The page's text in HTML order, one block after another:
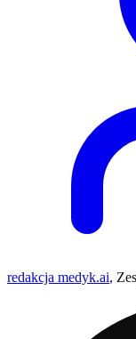
redakcja medyk.ai,